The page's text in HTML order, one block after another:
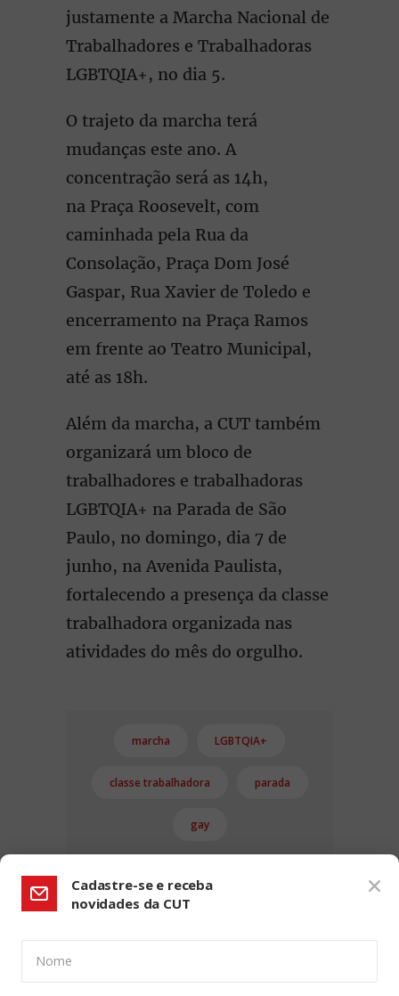
justamente a Marcha Nacional de
Trabalhadores e Trabalhadoras
LGBTQIA+, no dia 5.
O trajeto da marcha terá
mudanças este ano. A
concentração será as 14h,
na Praça Roosevelt, com
caminhada pela Rua da
Consolação, Praça Dom José
Gaspar, Rua Xavier de Toledo e
encerramento na Praça Ramos
em frente ao Teatro Municipal,
até as 18h.
Além da marcha, a CUT também
organizará um bloco de
trabalhadores e trabalhadoras
LGBTQIA+ na Parada de São
Paulo, no domingo, dia 7 de
junho, na Avenida Paulista,
fortalecendo a presença da classe
trabalhadora organizada nas
atividades do mês do orgulho.
marcha LGBTQIA+
classe trabalhadora parada
gay
Cadastre-se e receba
novidades da CUT
Nome